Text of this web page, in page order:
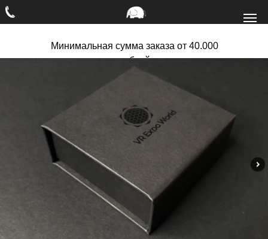
Минимальная сумма заказа от 40.000
рублей